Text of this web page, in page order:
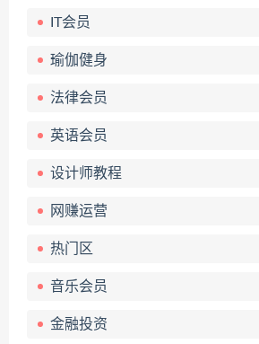
IT会员
瑜伽健身
法律会员
英语会员
设计师教程
网赚运营
热门区
音乐会员
金融投资